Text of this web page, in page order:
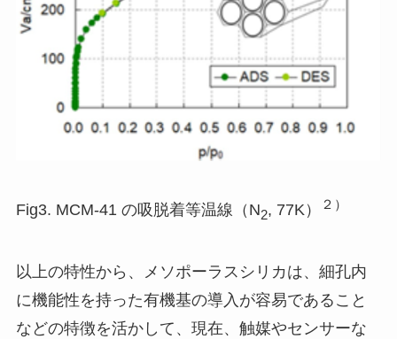
Fig3. MCM-41 の吸脱着等温線（N2, 77K） ２）
以上の特性から、メソポーラスシリカは、細孔内
に機能性を持った有機基の導入が容易であること
などの特徴を活かして、現在、触媒やセンサーな